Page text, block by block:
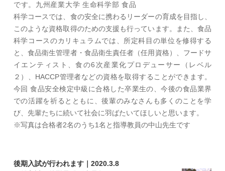
です。九州産業大学 生命科学部 食品
科学コースでは、食の安全に携わるリーダーの育成を目指し、
このような資格取得のための支援も行っています。また、食品
科学コースのカリキュラムでは、所定科目の単位を修得する
と、食品衛生管理者・食品衛生責任者（任用資格）、フードサ
イエンティスト、食の6次産業化プロデューサー（レベル
２）、HACCP管理者などの資格を取得することができます。
今回 食品安全検定中級に合格した卒業生の、今後の食品業界
での活躍を祈るとともに、後輩のみなさんも多くのことを学
び、先輩たちに続いて社会に羽ばたいてほしいと思います。
※写真は合格者2名のうち1名と指導教員の中山先生です
後期入試が行われます｜2020.3.8